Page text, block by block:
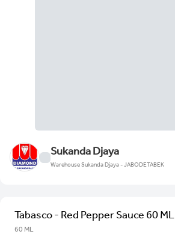
Sukanda Djaya
Warehouse Sukanda Djaya - JABODETABEK
Tabasco - Red Pepper Sauce 60 ML
60 ML